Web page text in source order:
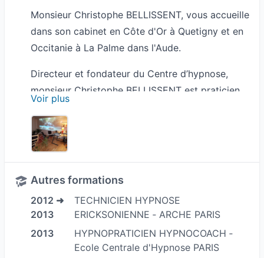
Monsieur Christophe BELLISSENT, vous accueille
dans son cabinet en Côte d'Or à Quetigny et en
Occitanie à La Palme dans l'Aude.
Directeur et fondateur du Centre d’hypnose,
monsieur Christophe BELLISSENT est praticien
en hypnose, hypnocoach et formateur en
hypnose traditionnelle et Ericksonienne ainsi
qu'en PNL et en auto-hypnose, formé à la
psycho morphogénétique et à la musicothérapie,
à l'hypnopédagogie et au cold reading
Formé dans les meilleures écoles parisiennes
d'hypnoses, monsieur Bellissent a su adapter et
moduler ses connaissances pour optimiser ses
interventions auprès des particuliers et des
Voir plus
Autres formations
2012 ➜
2013
TECHNICIEN HYPNOSE
ERICKSONIENNE ‐ ARCHE PARIS
2013
HYPNOPRATICIEN HYPNOCOACH ‐
Ecole Centrale d'Hypnose PARIS